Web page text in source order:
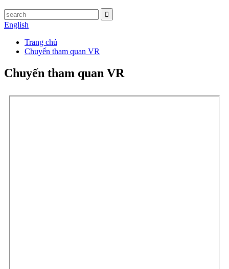
English
Trang chủ
Chuyến tham quan VR
Chuyến tham quan VR